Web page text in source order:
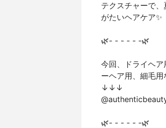
テクスチャーで
がたいヘアケア✨
🌿- - - - - -🌿
今回、ドライヘ
ーヘア用、細毛
↓↓↓
🌿- - - - - -🌿